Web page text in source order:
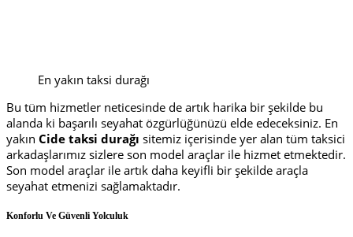
En yakın taksi durağı
Bu tüm hizmetler neticesinde de artık harika bir şekilde bu
alanda ki başarılı seyahat özgürlüğünüzü elde edeceksiniz. En
yakın Cide taksi durağı sitemiz içerisinde yer alan tüm taksici
arkadaşlarımız sizlere son model araçlar ile hizmet etmektedir.
Son model araçlar ile artık daha keyifli bir şekilde araçla
seyahat etmenizi sağlamaktadır.
Konforlu Ve Güvenli Yolculuk